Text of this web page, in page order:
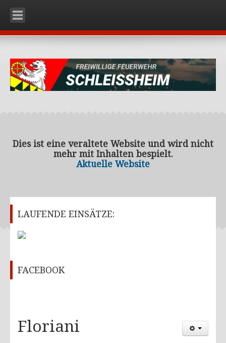
HOME
Organisation
Mannschaft
KDO (Kommando)
KLF (Kleinlöschfahrzeug)
Kontakt
Aktivitäten 2021
Dies ist eine veraltete Website und wird nicht
mehr mit Inhalten bespielt.
Aktuelle Website
LAUFENDE EINSÄTZE:
FACEBOOK
Floriani